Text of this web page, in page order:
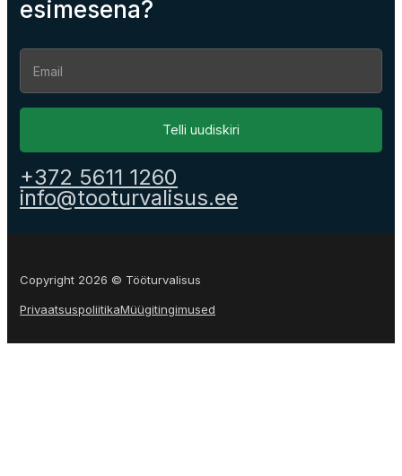
esimesena?
Section
Telli uudiskiri
+372 5611 1260
info@tooturvalisus.ee
Copyright 2026 © Tööturvalisus
PrivaatsuspoliitikaMüügitingimused